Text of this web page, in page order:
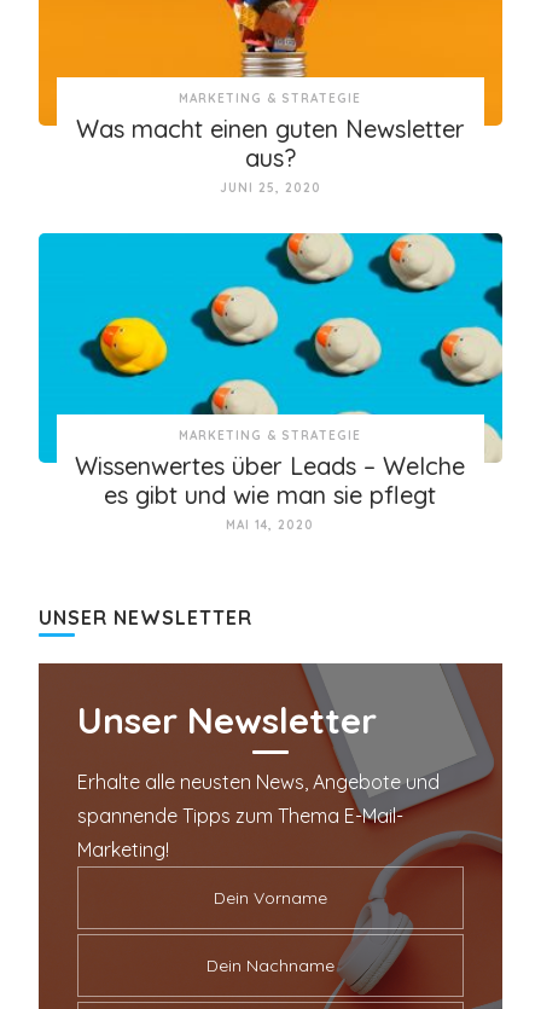
MARKETING & STRATEGIE
Was macht einen guten Newsletter
aus?
JUNI 25, 2020
MARKETING & STRATEGIE
Wissenwertes über Leads – Welche
es gibt und wie man sie pflegt
MAI 14, 2020
UNSER NEWSLETTER
Unser Newsletter
Erhalte alle neusten News, Angebote und
spannende Tipps zum Thema E-Mail-
Marketing!